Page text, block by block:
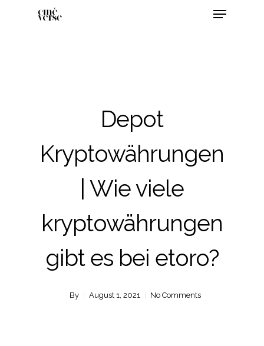
Depot
Kryptowährungen
| Wie viele
kryptowährungen
gibt es bei etoro?
By August 1, 2021 No Comments